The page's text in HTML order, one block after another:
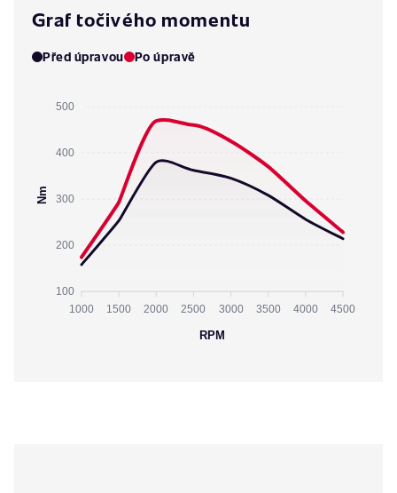
Graf točivého momentu
Před úpravou Po úpravě
500
400
300
200
100
Nm
1000 1500 2000 2500 3000 3500 4000 4500
RPM